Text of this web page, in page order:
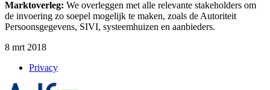
Marktoverleg: We overleggen met alle relevante stakeholders om
de invoering zo soepel mogelijk te maken, zoals de Autoriteit
Persoonsgegevens, SIVI, systeemhuizen en aanbieders.
8 mrt 2018
Privacy